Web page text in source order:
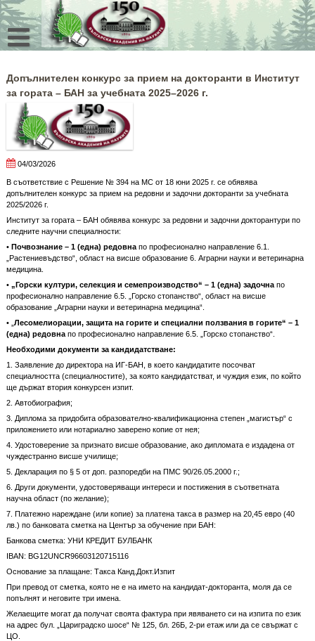
Skip
to
content
Допълнителен конкурс за прием на докторанти в Институт
за гората – БАН за учебната 2025–2026 г.
04/03/2026
В съответствие с Решение № 394 на МС от 18 юни 2025 г. се обявява
допълнителен конкурс за прием на редовни и задочни докторанти за учебната
2025/2026 г.
Институт за гората – БАН обявява конкурс за редовни и задочни докторантури по
следните научни специалности:
• Почвознание – 1 (една) редовнапо професионално направление 6.1.
„Растениевъдство“, област на висше образование 6. Аграрни науки и ветеринарна
медицина.
• „Горски култури, селекция и семепроизводство“ – 1 (една) задочнапо
професионално направление 6.5. „Горско стопанство“, област на висше
образование „Аграрни науки и ветеринарна медицина“.
• „ Лесомелиорации, защита на горите и специални ползвания в горите“ – 1
(една) редовнапо професионално направление 6.5. „Горско стопанство“.
Необходими документи за кандидатстване:
1. Заявление до директора на ИГ-БАН, в което кандидатите посочват
специалността (специалностите), за която кандидатстват, и чуждия език, по който
ще държат втория конкурсен изпит.
2. Автобиография;
3. Диплома за придобита образователно-квалификационна степен „магистър“ с
приложението или нотариално заверено копие от нея;
4. Удостоверение за признато висше образование, ако дипломата е издадена от
чуждестранно висше училище;
5. Декларация по § 5 от доп. разпоредби на ПМС 90/26.05.2000 г.;
6. Други документи, удостоверяващи интереси и постижения в съответната
научна област (по желание);
7. Платежно нареждане (или копие) за платена такса в размер на 20,45 евро (40
лв.) по банковата сметка на Център за обучение при БАН:
Банкова сметка: УНИ КРЕДИТ БУЛБАНК
IBAN: BG12UNCR96603120715116
Основание за плащане: Такса Канд.Докт.Изпит
При превод от сметка, която не е на името на кандидат-докторанта, моля да се
попълнят и неговите три имена.
Желаещите могат да получат своята фактура при явяването си на изпита по език
на адрес бул. „Цариградско шосе“ № 125, бл. 26Б, 2-ри етаж или да се свържат с
ЦО.